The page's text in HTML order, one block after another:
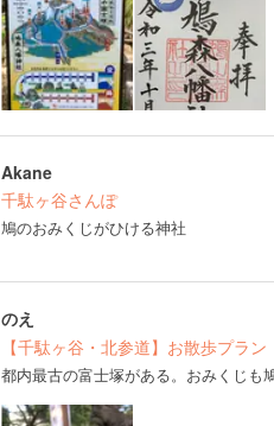
Akane
千駄ヶ谷さんぽ
鳩のおみくじがひける神社
のえ
【千駄ヶ谷・北参道】お散歩プラン
都内最古の富士塚がある。おみくじも